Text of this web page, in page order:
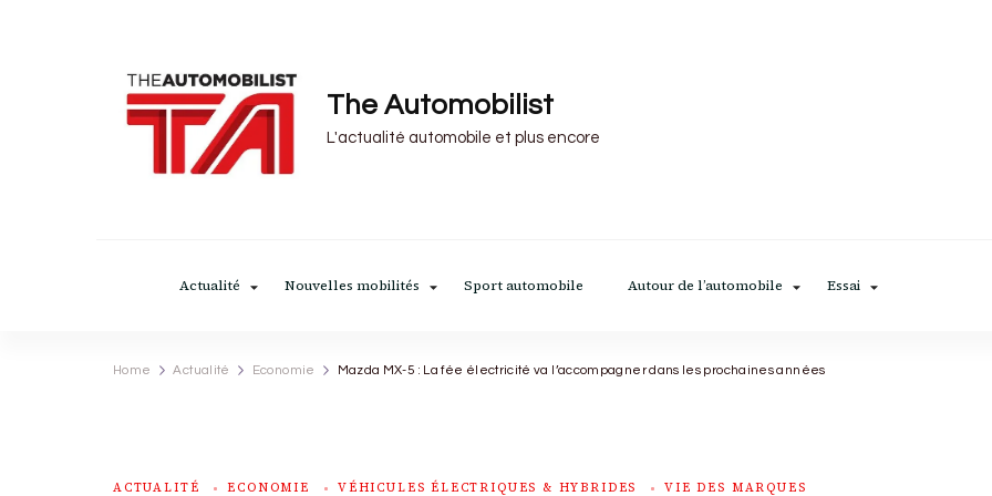
The Automobilist
L'actualité automobile et plus encore
Actualité Nouvelles mobilités Sport automobile Autour de l’automobile Essai
Home Actualité Economie Mazda MX-5 : La fée électricité va l’accompagner dans les prochaines années
ACTUALITÉ ECONOMIE VÉHICULES ÉLECTRIQUES & HYBRIDES VIE DES MARQUES